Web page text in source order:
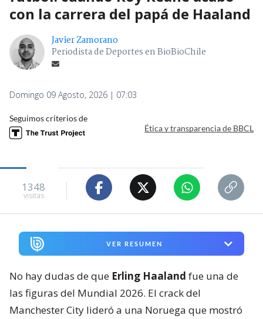
con la carrera del papá de Haaland
Javier Zamorano
Periodista de Deportes en BioBioChile
Domingo 09 Agosto, 2026 | 07:03
Seguimos criterios de
Ética y transparencia de BBCL
1348
visitas
VER RESUMEN
No hay dudas de que Erling Haaland fue una de
las figuras del Mundial 2026. El crack del
Manchester City lideró a una Noruega que mostró